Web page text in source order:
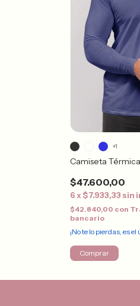
Camiseta
$47.600,00
6 x$7.933,33 sin
$42.840,00 con
bancario
¡No te lo pierdas, es el
+1
Comprar